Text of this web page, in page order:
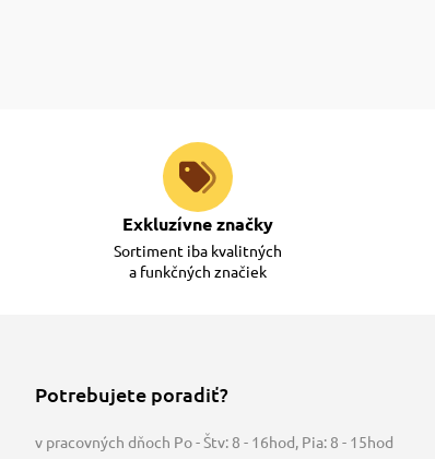
Exkluzívne značky
Sortiment iba kvalitných
a funkčných značiek
Potrebujete poradiť?
v pracovných dňoch Po - Štv: 8 - 16hod, Pia: 8 - 15hod